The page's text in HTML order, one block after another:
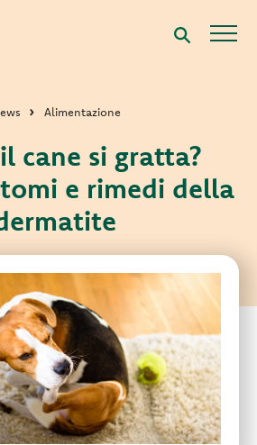
Alimentazione
cane si gratta?
e rimedi della